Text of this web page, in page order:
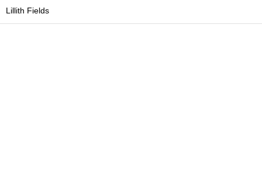
Lillith Fields